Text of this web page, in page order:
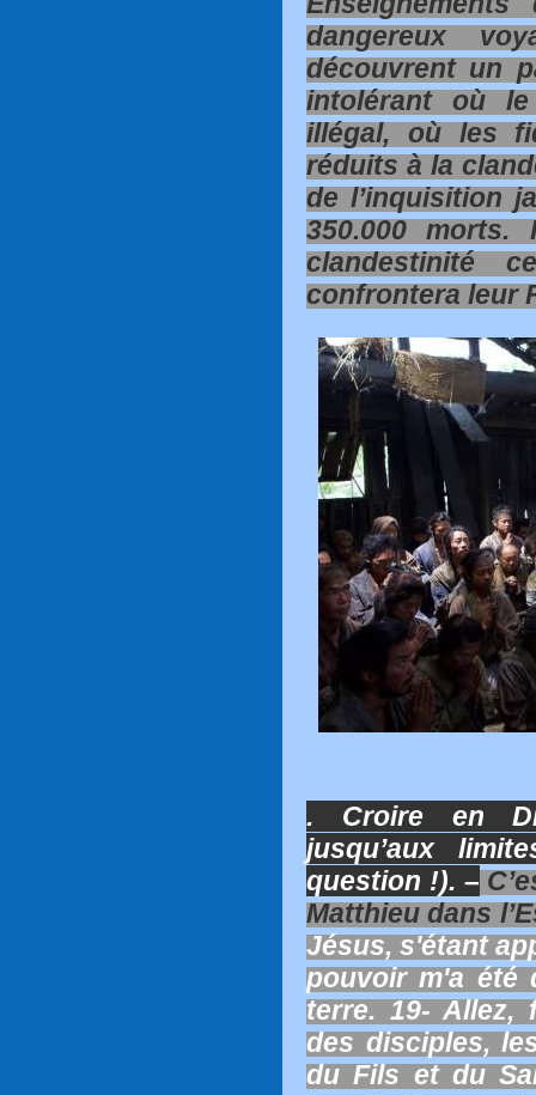
dangereux
découvrent un
intolérant où le
illégal, où les
réduits à la
de l’inquisition
350.000
clandestinité
confrontera leur
. Croire en
jusqu’aux
question !). –
Matthieu dans
Jésus, s'étant
pouvoir m'a été
terre. 19- Allez,
des disciples,
du Fils et du